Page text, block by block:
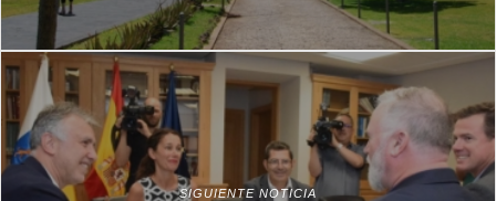
SIGUIENTE NOTICIA